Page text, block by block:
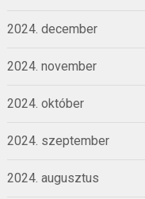
2024. december
2024. november
2024. október
2024. szeptember
2024. augusztus